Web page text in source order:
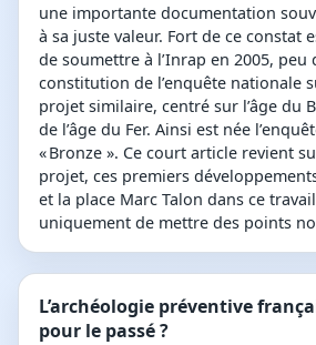
une importante documentation
à sa juste valeur. Fort de ce constat
de soumettre à l’Inrap en 2005, peu
constitution de l’enquête nationale
projet similaire, centré sur l’âge du
de l’âge du Fer. Ainsi est née
« Bronze ». Ce court article revient
projet, ces premiers
et la place Marc Talon dans ce
uniquement de mettre des points
L’archéologie préventive
pour le passé ?